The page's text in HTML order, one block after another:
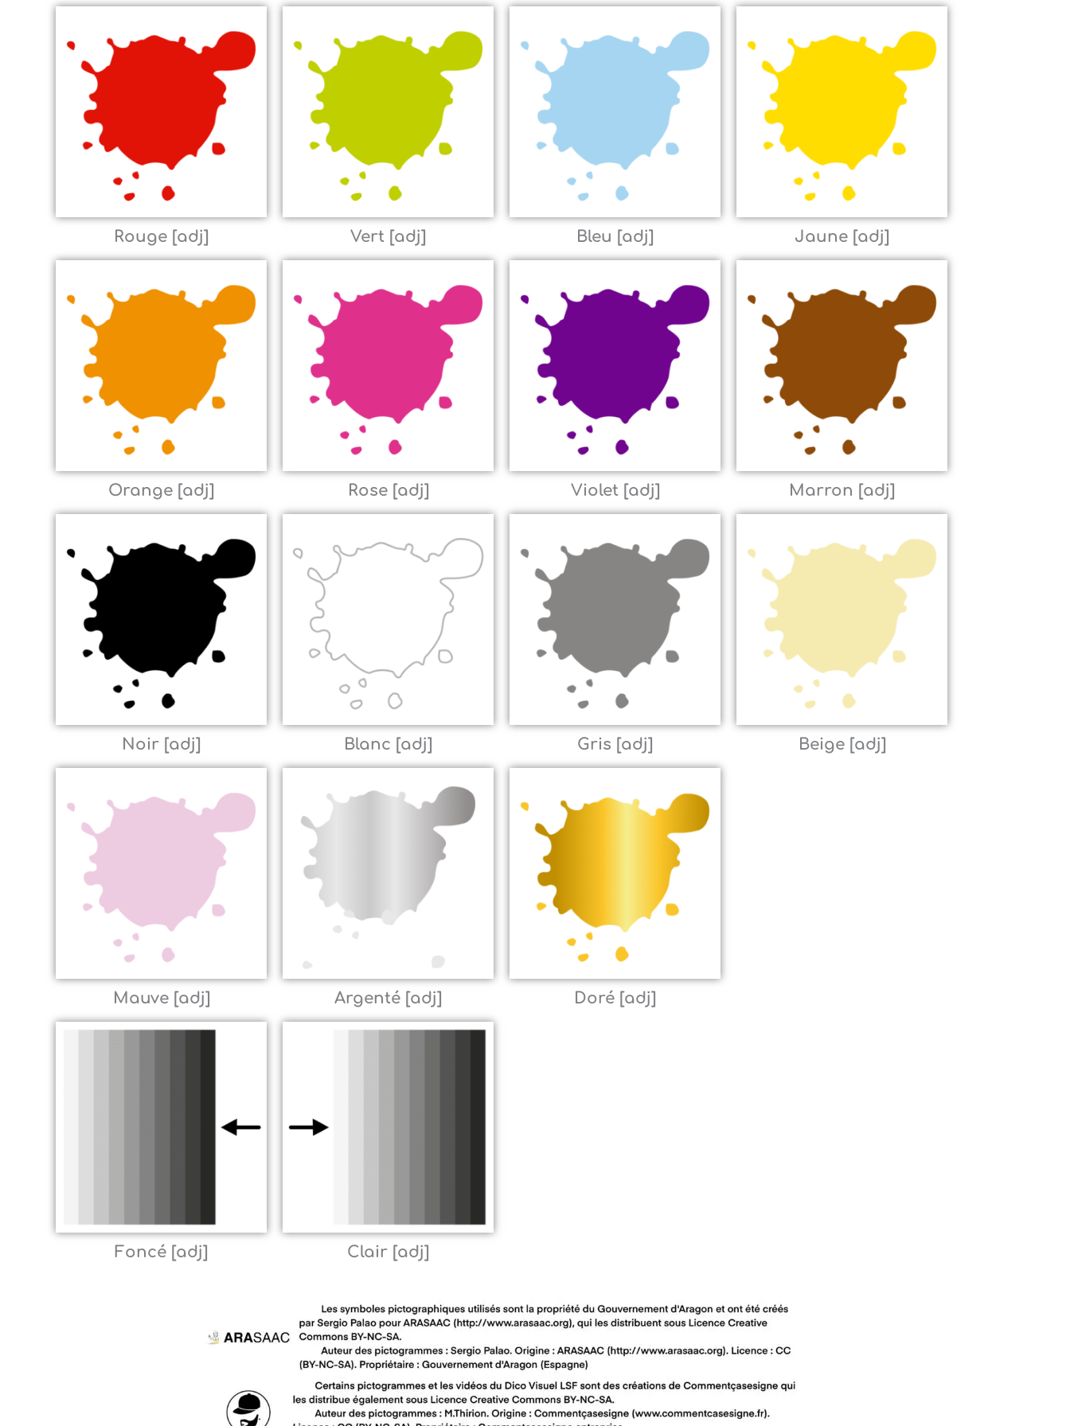
Rouge [adj] Vert [adj] Bleu [adj] Jaune [adj]
Orange [adj] Rose [adj] Violet [adj] Marron [adj]
Noir [adj] Blanc [adj] Gris [adj] Beige [adj]
Mauve [adj] Argenté [adj] Doré [adj]
Foncé [adj] Clair [adj]